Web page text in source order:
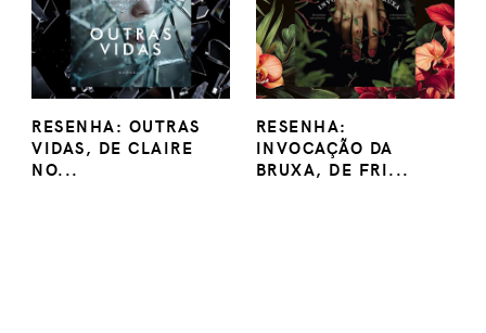
RESENHA: OUTRAS
VIDAS, DE CLAIRE
NO...
RESENHA:
INVOCAÇÃO DA
BRUXA, DE FRI...